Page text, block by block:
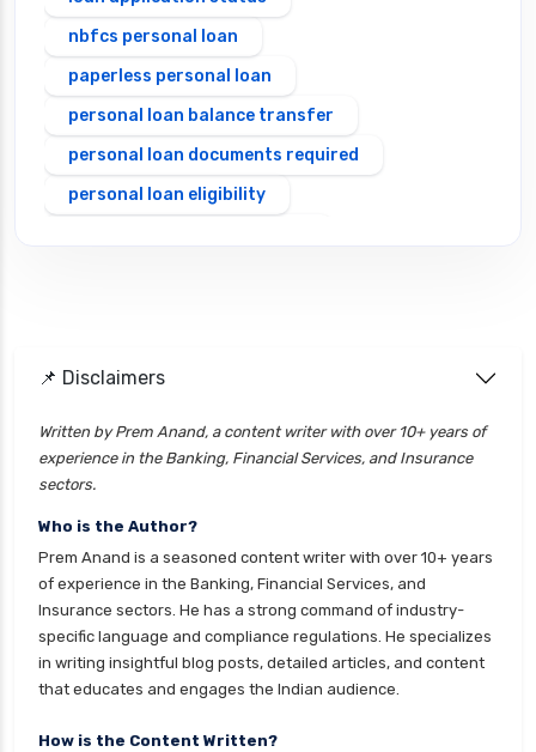
nbfcs personal loan
paperless personal loan
personal loan balance transfer
personal loan documents required
personal loan eligibility
personal loan eligibility hdfc
personal loan eligibility idfc
personal loan eligibility incred
personal loan eligibility indusind bank
personal loan eligibility kotak
personal loan eligibility shriram
personal loan eligibility tata capital
📌 Disclaimers
Written by Prem Anand, a content writer with over 10+ years of
experience in the Banking, Financial Services, and Insurance
sectors.
Who is the Author?
Prem Anand is a seasoned content writer with over 10+ years
of experience in the Banking, Financial Services, and
Insurance sectors. He has a strong command of industry-
specific language and compliance regulations. He specializes
in writing insightful blog posts, detailed articles, and content
that educates and engages the Indian audience.
How is the Content Written?